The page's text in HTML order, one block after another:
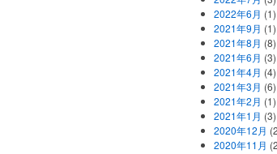
2022年6月 (1)
2021年9月 (1)
2021年8月 (8)
2021年6月 (3)
2021年4月 (4)
2021年3月 (6)
2021年2月 (1)
2021年1月 (3)
2020年12月
2020年11月